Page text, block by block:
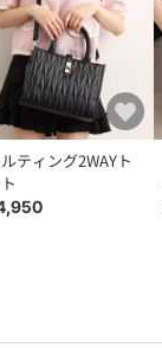
ティング2WAYト